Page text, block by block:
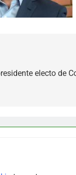
electo de